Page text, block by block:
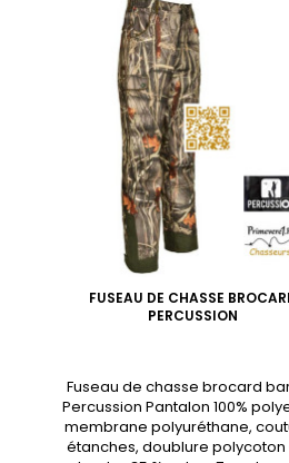
FUSEAU DE CHASSE
PERCUSSION
Fuseau de chasse brocard
Percussion Pantalon 100%
membrane polyuréthane,
étanches, doublure polycoton